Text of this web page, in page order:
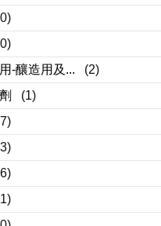
-釀造用及...
(2)
(1)